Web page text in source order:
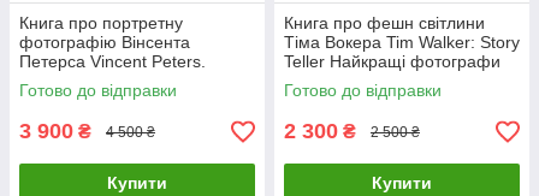
Книга про портретну
фотографію Вінсента
Петерса Vincent Peters.
Personal Фотоальбоми
відомих фотографів
Готово до відправки
3 900 ₴ 4 500 ₴
Купити
Книга про фешн світлини
Тіма Вокера Tim Walker: Story
Teller Найкращі фотографи
світу книги для фотографів
Готово до відправки
2 300 ₴ 2 500 ₴
Купити